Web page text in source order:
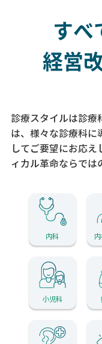
すべ
経営
診療スタイルは診療
は、様々な診療科に
してご要望にお応え
ィカル革命ならでは
内科
小児科